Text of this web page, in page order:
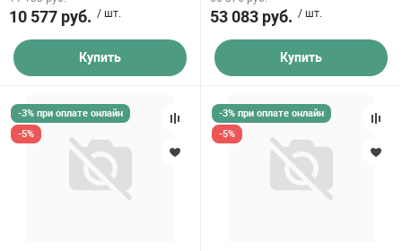
10 577 руб. / шт.
Купить
53 083 руб. / шт.
Купить
-3% при оплате онлайн
-5%
-3% при оплате онлайн
-5%